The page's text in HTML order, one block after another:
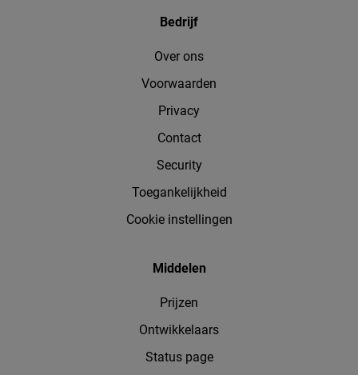
Bedrijf
Over ons
Voorwaarden
Privacy
Contact
Security
Toegankelijkheid
Cookie instellingen
Middelen
Prijzen
Ontwikkelaars
Status page